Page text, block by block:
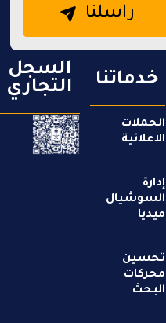
راسلنا
خدماتنا
الحملات
الاعلانية
إدارة
السوشيال
ميديا​
تحسين
محركات
البحث
السجل
التجاري